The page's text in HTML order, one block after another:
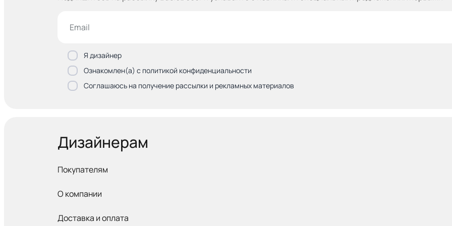
Я дизайнер
Ознакомлен(а) с политикой конфиденциальности
Соглашаюсь на получение рассылки и рекламных материалов
Дизайнерам
Покупателям
О компании
Доставка и оплата